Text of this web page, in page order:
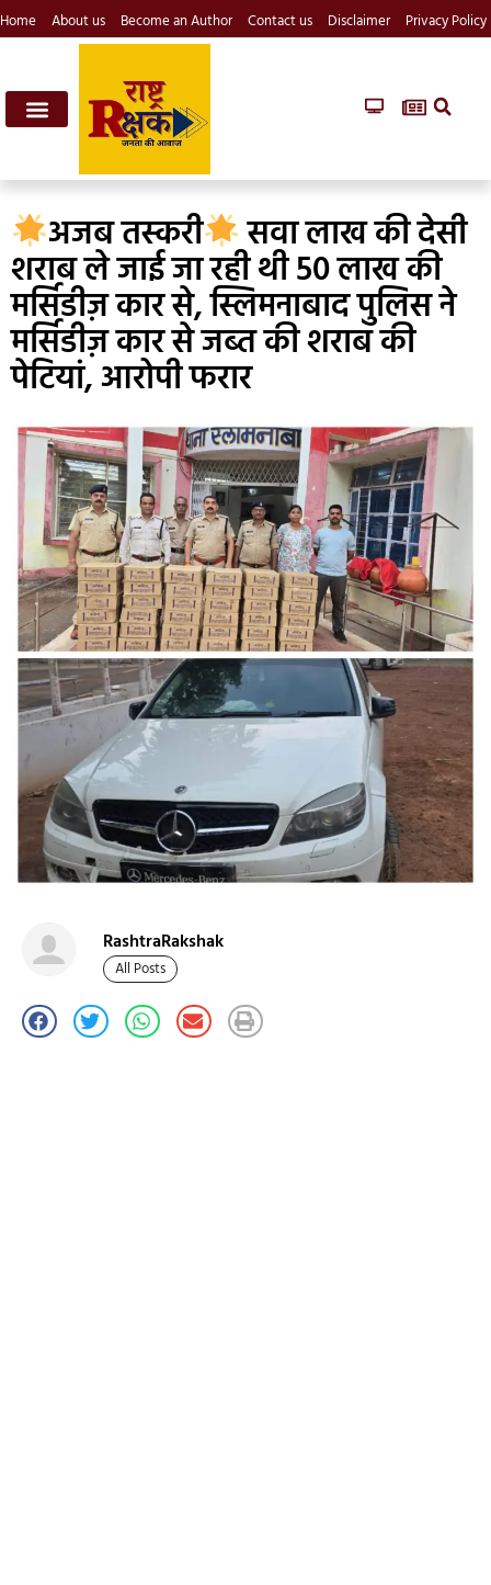
Home About us Become an Author Contact us Disclaimer Privacy Policy
अजब तस्करी सवा लाख की देसी
शराब ले जाई जा रही थी 50 लाख की
मर्सिडीज़ कार से, स्लिमनाबाद पुलिस ने
मर्सिडीज़ कार से जब्त की शराब की
पेटियां, आरोपी फरार
RashtraRakshak
All Posts